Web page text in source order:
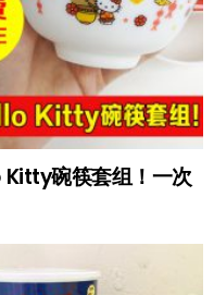
碗筷套组！一次